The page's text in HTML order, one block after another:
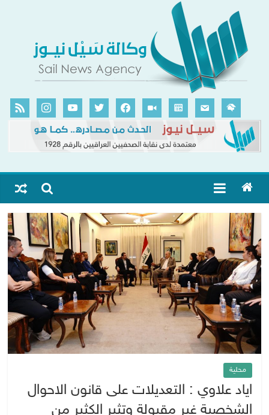
محلية
اياد علاوي : التعديلات على قانون الاحوال
الشخصية غير مقبولة وتثير الكثير من